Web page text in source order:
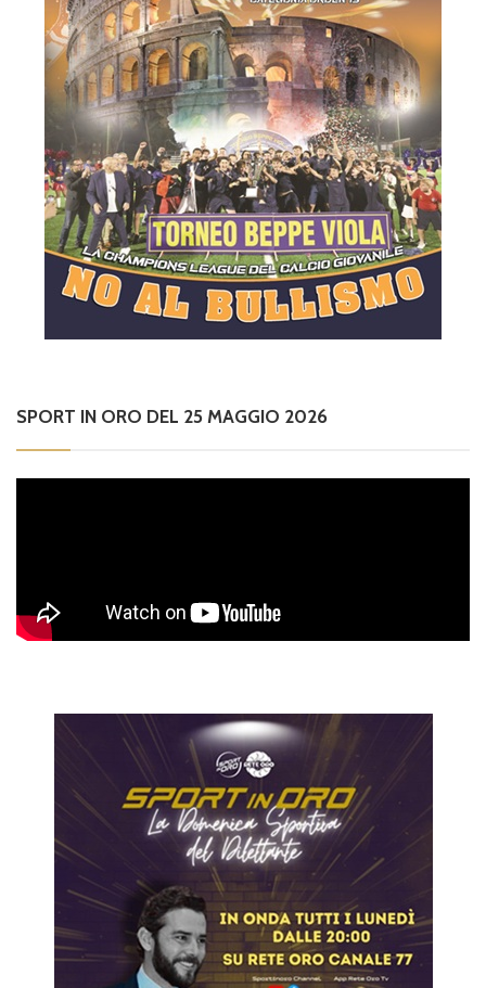
SPORT IN ORO DEL 25 MAGGIO 2026